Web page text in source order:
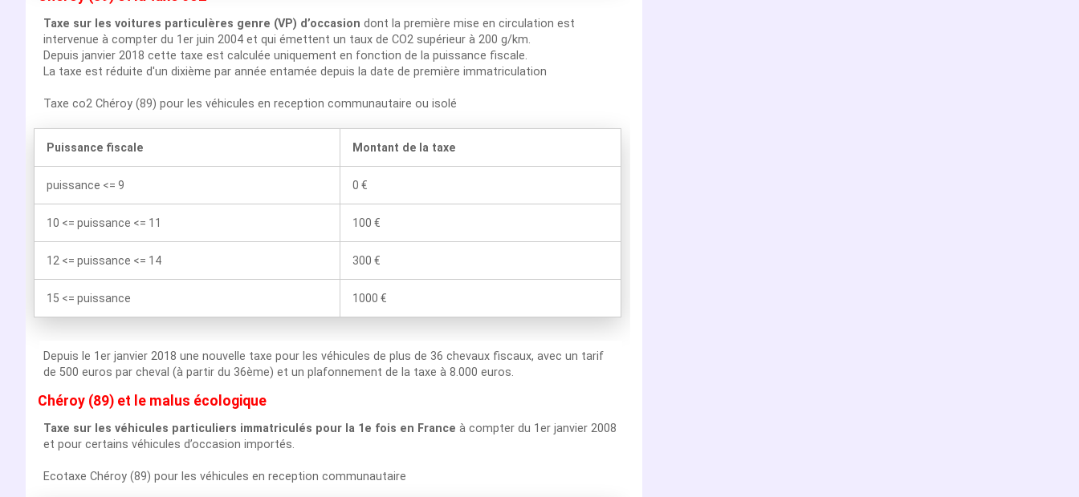
Taxe sur les voitures particulères genre (VP) d’occasion dont la première mise en circulation est
intervenue à compter du 1er juin 2004 et qui émettent un taux de CO2 supérieur à 200 g/km.
Depuis janvier 2018 cette taxe est calculée uniquement en fonction de la puissance fiscale.
La taxe est réduite d'un dixième par année entamée depuis la date de première immatriculation
Taxe co2 Chéroy (89) pour les véhicules en reception communautaire ou isolé
Puissance fiscale Montant de la taxe
puissance <= 9 0 €
10 <= puissance <= 11 100 €
12 <= puissance <= 14 300 €
15 <= puissance 1000 €
Depuis le 1er janvier 2018 une nouvelle taxe pour les véhicules de plus de 36 chevaux fiscaux, avec un tarif
de 500 euros par cheval (à partir du 36ème) et un plafonnement de la taxe à 8.000 euros.
Chéroy (89) et le malus écologique
Taxe sur les véhicules particuliers immatriculés pour la 1e fois en France à compter du 1er janvier 2008
et pour certains véhicules d’occasion importés.
Ecotaxe Chéroy (89) pour les véhicules en reception communautaire